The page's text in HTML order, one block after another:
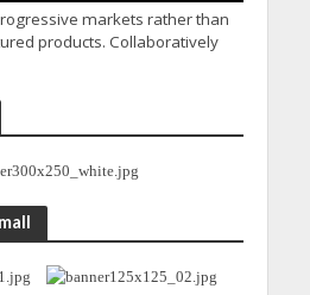
markets rather than
products. Collaboratively